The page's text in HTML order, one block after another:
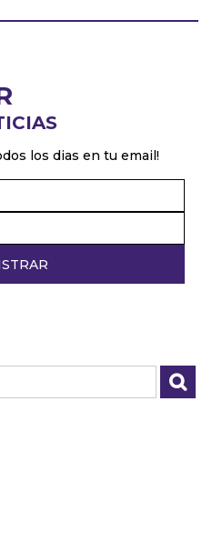
los dias en tu email!